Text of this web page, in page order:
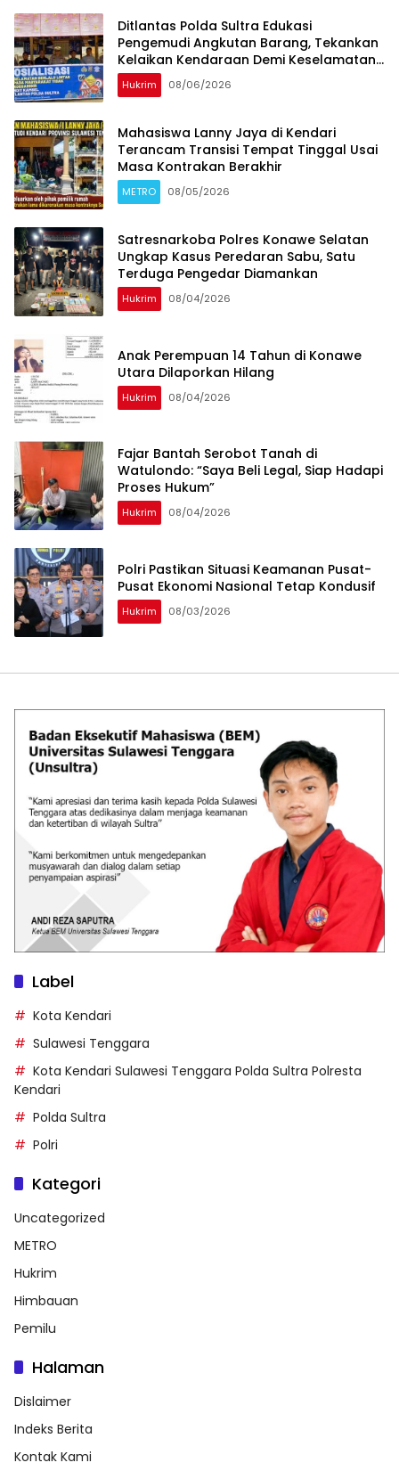
Ditlantas Polda Sultra Edukasi
Pengemudi Angkutan Barang, Tekankan
Kelaikan Kendaraan Demi Keselamatan
Berlalu Lintas
Hukrim 08/06/2026
Mahasiswa Lanny Jaya di Kendari
Terancam Transisi Tempat Tinggal Usai
Masa Kontrakan Berakhir
METRO 08/05/2026
Satresnarkoba Polres Konawe Selatan
Ungkap Kasus Peredaran Sabu, Satu
Terduga Pengedar Diamankan
Hukrim 08/04/2026
Anak Perempuan 14 Tahun di Konawe
Utara Dilaporkan Hilang
Hukrim 08/04/2026
‎Fajar Bantah Serobot Tanah di
Watulondo: “Saya Beli Legal, Siap Hadapi
Proses Hukum”
Hukrim 08/04/2026
Polri Pastikan Situasi Keamanan Pusat-
Pusat Ekonomi Nasional Tetap Kondusif
Hukrim 08/03/2026
Label
Kota Kendari
Sulawesi Tenggara
Kota Kendari Sulawesi Tenggara Polda Sultra Polresta
Kendari
Polda Sultra
Polri
Kategori
Uncategorized
METRO
Hukrim
Himbauan
Pemilu
Halaman
Dislaimer
Indeks Berita
Kontak Kami